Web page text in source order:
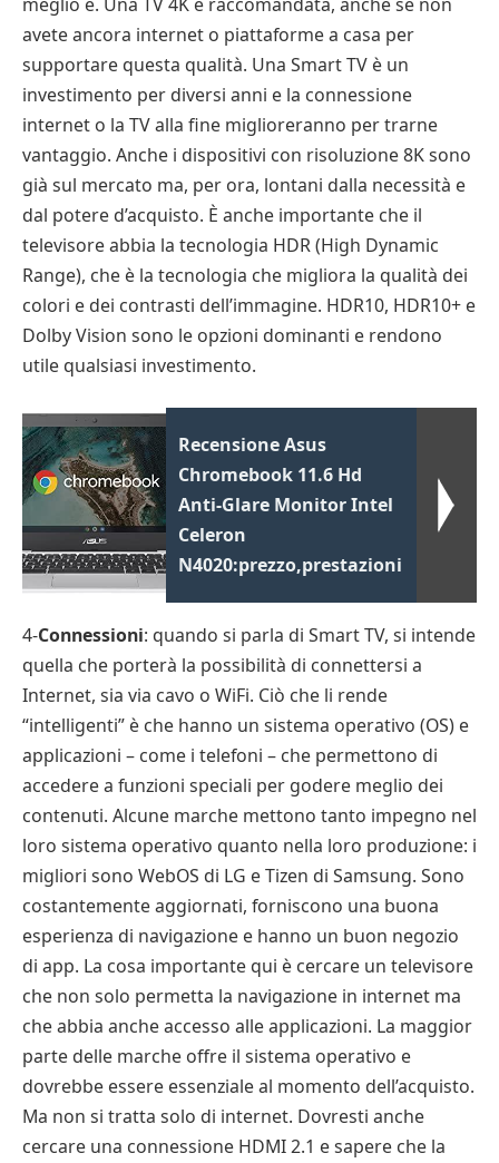
avete ancora internet o piattaforme a casa per
supportare questa qualità. Una Smart TV è un
investimento per diversi anni e la connessione
internet o la TV alla fine miglioreranno per trarne
vantaggio. Anche i dispositivi con risoluzione 8K sono
già sul mercato ma, per ora, lontani dalla necessità e
dal potere d’acquisto. È anche importante che il
televisore abbia la tecnologia HDR (High Dynamic
Range), che è la tecnologia che migliora la qualità dei
colori e dei contrasti dell’immagine. HDR10, HDR10+ e
Dolby Vision sono le opzioni dominanti e rendono
utile qualsiasi investimento.
Recensione Asus
Chromebook 11.6 Hd
Anti-Glare Monitor Intel
Celeron
N4020:prezzo,prestazioni
4-Connessioni: quando si parla di Smart TV, si intende
quella che porterà la possibilità di connettersi a
Internet, sia via cavo o WiFi. Ciò che li rende
“intelligenti” è che hanno un sistema operativo (OS) e
applicazioni – come i telefoni – che permettono di
accedere a funzioni speciali per godere meglio dei
contenuti. Alcune marche mettono tanto impegno nel
loro sistema operativo quanto nella loro produzione: i
migliori sono WebOS di LG e Tizen di Samsung. Sono
costantemente aggiornati, forniscono una buona
esperienza di navigazione e hanno un buon negozio
di app. La cosa importante qui è cercare un televisore
che non solo permetta la navigazione in internet ma
che abbia anche accesso alle applicazioni. La maggior
parte delle marche offre il sistema operativo e
dovrebbe essere essenziale al momento dell’acquisto.
Ma non si tratta solo di internet. Dovresti anche
cercare una connessione HDMI 2.1 e sapere che la